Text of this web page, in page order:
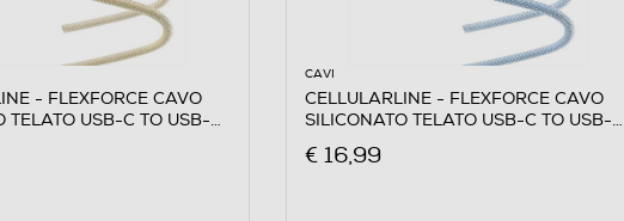
- FLEXFORCE CAVO
TELATO USB-C TO USB-C-
CAVI
CELLULARLINE - FLEXFORCE CAVO
SILICONATO TELATO USB-C TO USB-C-
€ 16,99